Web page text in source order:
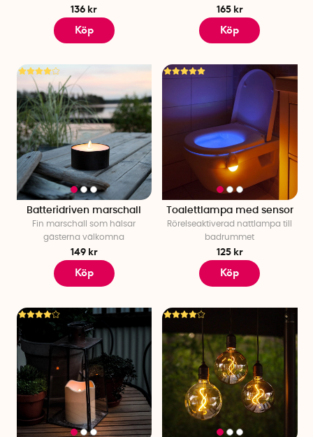
136 kr
Köp
165 kr
Köp
Batteridriven marschall
Fin marschall som hälsar
gästerna välkomna
149 kr
Köp
Toalettlampa med sensor
Rörelseaktiverad nattlampa till
badrummet
125 kr
Köp